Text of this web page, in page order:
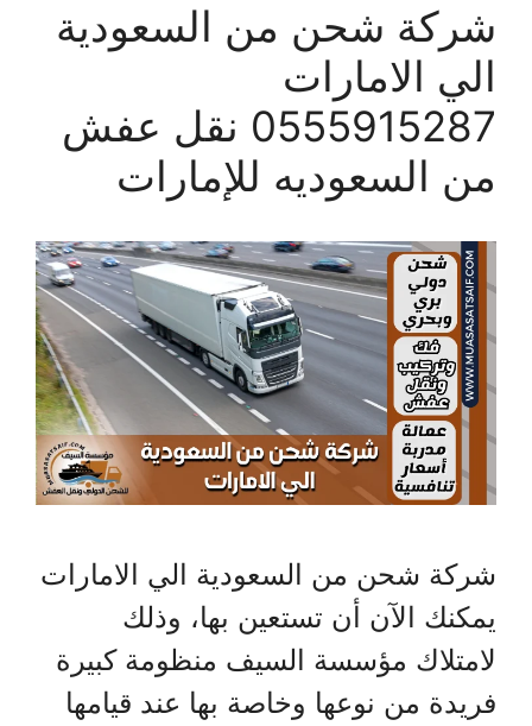
شركة شحن من السعودية
الي الامارات
0555915287 نقل عفش
من السعوديه للإمارات
شركة شحن من السعودية الي الامارات
يمكنك الآن أن تستعين بها، وذلك
لامتلاك مؤسسة السيف منظومة كبيرة
فريدة من نوعها وخاصة بها عند قيامها